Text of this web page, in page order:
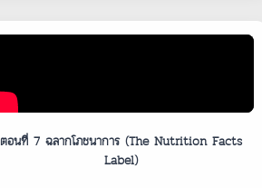
ตอนที่ 7 ฉลากโภชนาการ (The Nutrition Facts
Label)